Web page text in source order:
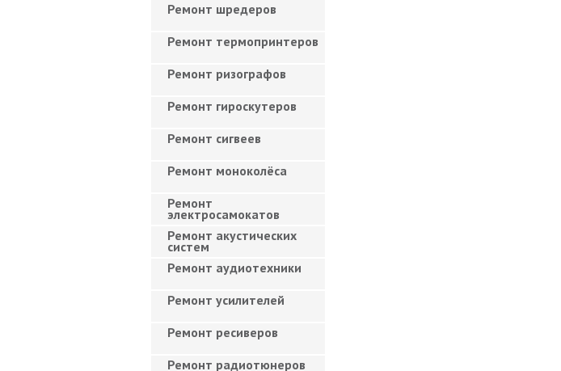
Ремонт шредеров
Ремонт термопринтеров
Ремонт ризографов
Ремонт гироскутеров
Ремонт сигвеев
Ремонт моноколёса
Ремонт
электросамокатов
Ремонт акустических
систем
Ремонт аудиотехники
Ремонт усилителей
Ремонт ресиверов
Ремонт радиотюнеров